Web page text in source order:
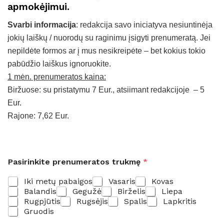
apmokėjimui.
Svarbi informacija: redakcija savo iniciatyva nesiuntinėja
jokių laiškų / nuorodų su raginimu įsigyti prenumeratą. Jei
nepildėte formos ar į mus nesikreipėte – bet kokius tokio
pabūdžio laiškus ignoruokite.
1 mėn. prenumeratos kaina:
Biržuose: su pristatymu 7 Eur., atsiimant redakcijoje – 5
Eur.
Rajone: 7,62 Eur.
Pasirinkite prenumeratos trukmę *
Iki metų pabaigos Vasaris
Kovas
Balandis
Gegužė Birželis
Liepa
Rugpjūtis
Rugsėjis Spalis
Lapkritis
Gruodis